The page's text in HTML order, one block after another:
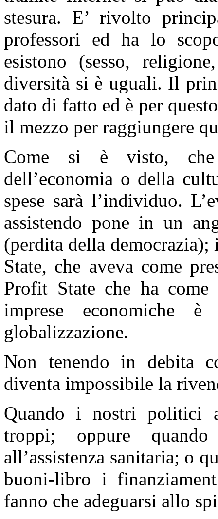
stesura. E’ rivolto
professori ed ha lo
esistono (sesso,
diversità si è uguali. Il
dato di fatto ed è per
il mezzo per raggiungere
Come si è visto,
dell’economia o della
spese sarà l’individuo.
assistendo pone in un
(perdita della
State, che aveva come
Profit State che ha
imprese economiche
globalizzazione.
Non tenendo in debita
diventa impossibile la
Quando i nostri politici
troppi; oppure
all’assistenza sanitaria; o
buoni-libro i
fanno che adeguarsi allo